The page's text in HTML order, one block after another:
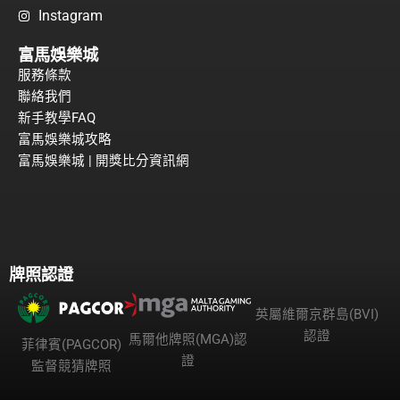
Instagram
富馬娛樂城
服務條款
聯絡我們
新手教學FAQ
富馬娛樂城攻略
富馬娛樂城 | 開獎比分資訊網
牌照認證
菲律賓(PAGCOR)
監督競猜牌照
馬爾他牌照(MGA)認
證
英屬維爾京群島(BVI)
認證